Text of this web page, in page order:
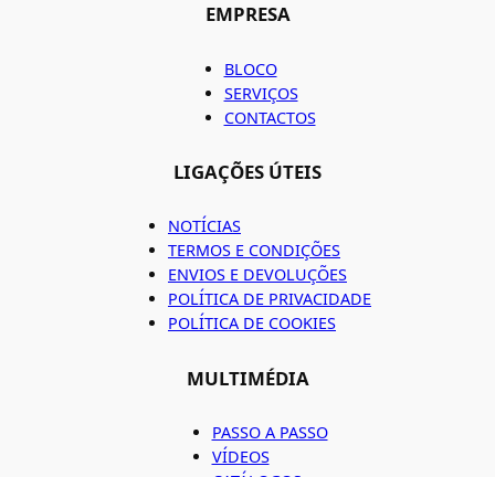
EMPRESA
BLOCO
SERVIÇOS
CONTACTOS
LIGAÇÕES ÚTEIS
NOTÍCIAS
TERMOS E CONDIÇÕES
ENVIOS E DEVOLUÇÕES
POLÍTICA DE PRIVACIDADE
POLÍTICA DE COOKIES
MULTIMÉDIA
PASSO A PASSO
VÍDEOS